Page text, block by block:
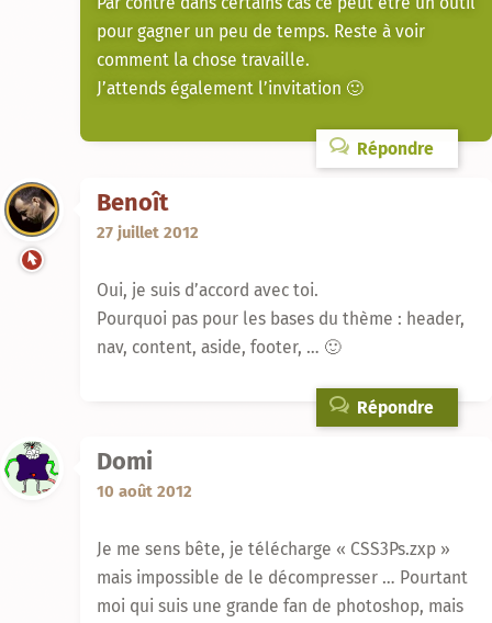
pour gagner un peu de temps. Reste à voir
comment la chose travaille.
J’attends également l’invitation 🙂
Répondre
Benoît
27 juillet 2012
Oui, je suis d’accord avec toi.
Pourquoi pas pour les bases du thème : header,
nav, content, aside, footer, … 🙂
Répondre
Domi
10 août 2012
Je me sens bête, je télécharge « CSS3Ps.zxp »
mais impossible de le décompresser … Pourtant
moi qui suis une grande fan de photoshop, mais